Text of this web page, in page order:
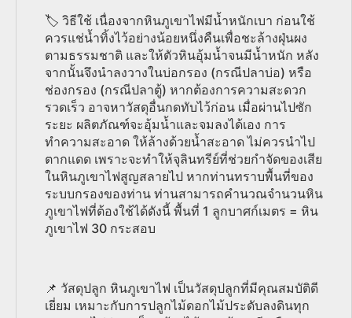
🏷️ วิธีใช้ เนื่องจากหินภูเขาไฟมีน้ำหนักเบา ก่อนใช้
ควรแช่น้ำทิ้งไว้อย่างน้อยหนึ่งคืนเพื่อชะล้างฝุ่นผง
ตามธรรมชาติ และให้ตัวหินอุ้มน้ำจนมีน้ำหนัก หลัง
จากนั้นจึงนำลงวางในบ่อกรอง (กรณีปลาบ่อ) หรือ
ช่องกรอง (กรณีปลาตู้) หากต้องการความสะดวก
รวดเร็ว อาจหาวัสดุอื่นกดทับไว้ก่อน เมื่อผ่านไปซัก
ระยะ ผลิตภัณฑ์จะอุ้มน้ำและจมลงได้เอง การ
ทำความสะอาด ให้ล้างด้วยน้ำสะอาด ไม่ควรนำไป
ตากแดด เพราะจะทำให้จุลินทรีย์ที่ช่วยกำจัดของเสีย
ในหินภูเขาไฟสูญสลายไป หากท่านทราบพื้นที่ของ
ระบบกรองของท่าน ท่านสามารถคำนวณจำนวนหิน
ภูเขาไฟที่ต้องใช้ได้ดังนี้ พื้นที่ 1 ลูกบาศก์เมตร = หิน
ภูเขาไฟ 30 กระสอบ
📌 วัสดุปลูก หินภูเขาไฟ เป็นวัสดุปลูกที่มีคุณสมบัติดี
เยี่ยม เหมาะกับการปลูกไม้ดอกไม้ประดับลงดินทุก